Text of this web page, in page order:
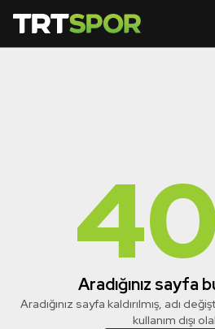
Aradığınız sayfa
Aradığınız sayfa kaldırılmış, adı
kullanım dışı